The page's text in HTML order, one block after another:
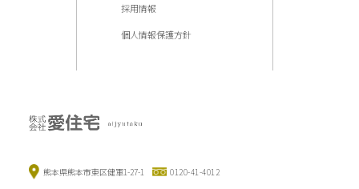
採用情報
個人情報保護方針
熊本県熊本市東区健軍1-27-1 0120-41-4012